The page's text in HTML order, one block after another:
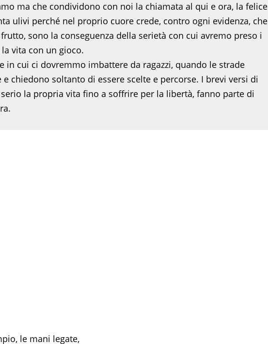
ma che condividono con noi la chiamata al qui e ora, la felice
ulivi perché nel proprio cuore crede, contro ogni evidenza, che
sono la conseguenza della serietà con cui avremo preso i
vita con un gioco.
in cui ci dovremmo imbattere da ragazzi, quando le strade
chiedono soltanto di essere scelte e percorse. I brevi versi di
la propria vita fino a soffrire per la libertà, fanno parte di
le mani legate,